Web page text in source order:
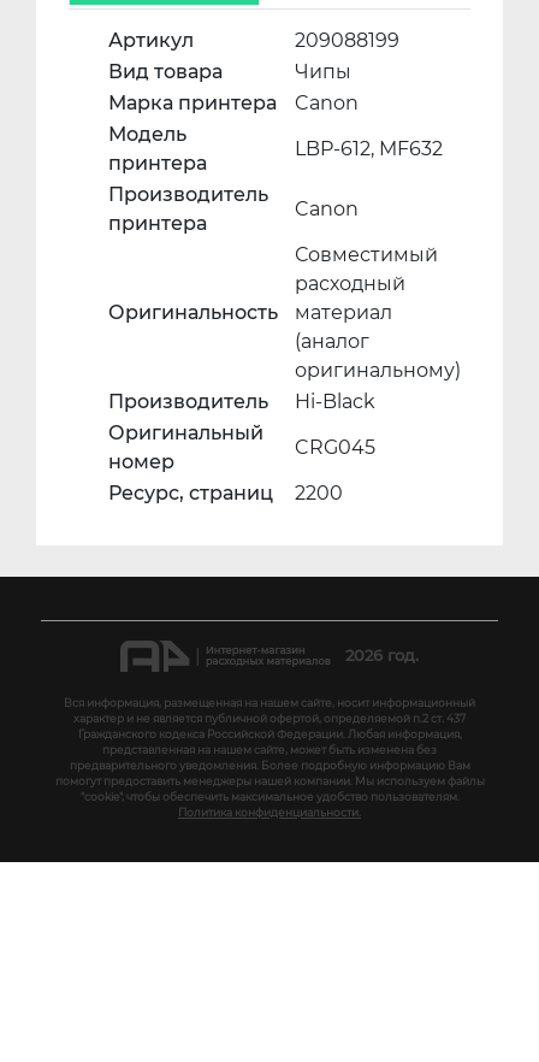
Артикул
209088199
Вид товара
Чипы
Марка принтера
Canon
Модель
принтера
LBP-612, MF632
Производитель
принтера
Canon
Оригинальность
Совместимый
расходный
материал
(аналог
оригинальному)
Производитель
Hi-Black
Оригинальный
номер
CRG045
Ресурс, страниц
2200
2026 год.
Вся информация, размещенная на нашем сайте, носит информационный
характер и не является публичной офертой, определяемой п.2 ст. 437
Гражданского кодекса Российской Федерации. Любая информация,
представленная на нашем сайте, может быть изменена без
предварительного уведомления. Более подробную информацию Вам
помогут предоставить менеджеры нашей компании. Мы используем файлы
"cookie", чтобы обеспечить максимальное удобство пользователям.
Политика конфиденциальности.